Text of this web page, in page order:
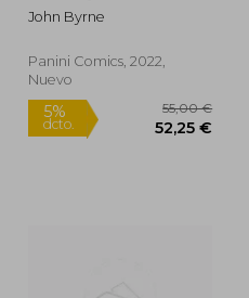
Heroes 62
John Byrne
Panini Comics, 2022,
Nuevo